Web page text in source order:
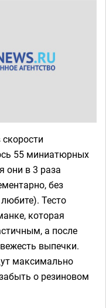
55 миниатюрных
они в 3 раза
без
Тесто
которая
а после
выпечки.
максимально
о резиновом